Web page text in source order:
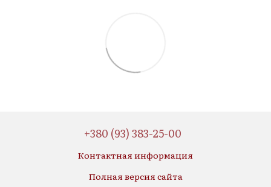
+380 (93) 383-25-00
Контактная информация
Полная версия сайта